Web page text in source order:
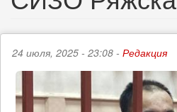
24 июля, 2025 - 23:08 - Редакция